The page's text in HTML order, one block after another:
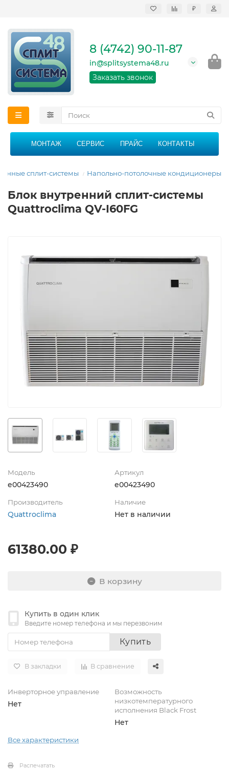
₽
кондиционеров в
области
График работы: 9:00 -
21:00 без перерыва и
8 (4742) 90-11-87
in@splitsystema48.ru
Заказать звонок
МОНТАЖ СЕРВИС ПРАЙС КОНТАКТЫ
сплит-системы Напольно-потолочные кондиционеры
Блок внутренний сплит-системы
Quattroclima QV-I60FG
Модель
e00423490
Артикул
e00423490
Производитель
Quattroclima
Наличие
Нет в наличии
61380.00 ₽
В корзину
Купить в один клик
Введите номер телефона и мы перезвоним
Купить
В закладки В сравнение
Инверторное управление
Нет
Возможность
низкотемпературного
исполнения Black Frost
Нет
Все характеристики
Распечатать